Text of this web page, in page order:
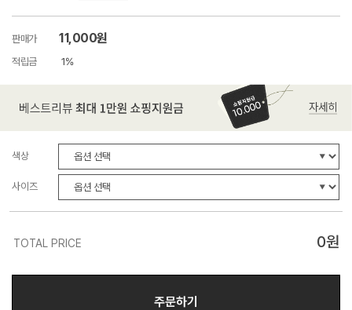
판매가 11,000원
적립금 1%
색상
사이즈
TOTAL PRICE 0원
주문하기